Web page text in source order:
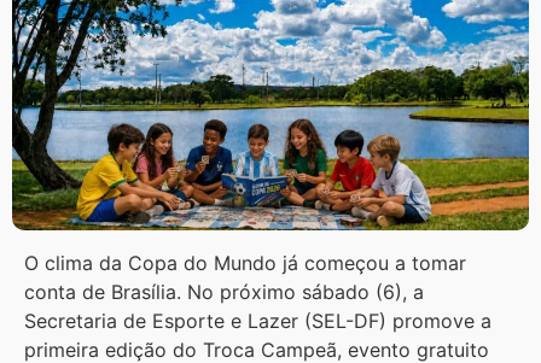
O clima da Copa do Mundo já começou a tomar
conta de Brasília. No próximo sábado (6), a
Secretaria de Esporte e Lazer (SEL-DF) promove a
primeira edição do Troca Campeã, evento gratuito